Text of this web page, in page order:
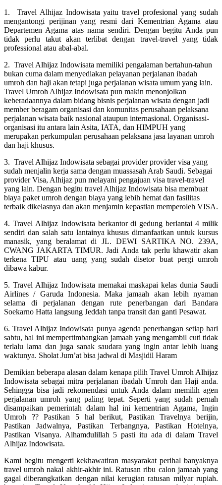
1. Travel Alhijaz Indowisata yaitu travel profesional yang sudah
mengantongi perijinan yang resmi dari Kementrian Agama atau
Departemen Agama atas nama sendiri. Dengan begitu Anda pun
tidak perlu takut akan terlibat dengan travel-travel yang tidak
professional atau abal-abal.
2. Travel Alhijaz Indowisata memiliki pengalaman bertahun-tahun
bukan cuma dalam menyediakan pelayanan perjalanan ibadah
umroh dan haji akan tetapi juga perjalanan wisata umum yang lain.
Travel Umroh Alhijaz Indowisata pun makin menonjolkan
keberadaannya dalam bidang bisnis perjalanan wisata dengan jadi
member beragam organisasi dan komunitas perusahaan pelaksana
perjalanan wisata baik nasional ataupun internasional. Organisasi-
organisasi itu antara lain Asita, IATA, dan HIMPUH yang
merupakan perkumpulan perusahaan pelaksana jasa layanan umroh
dan haji khusus.
3. Travel Alhijaz Indowisata sebagai provider provider visa yang
sudah menjalin kerja sama dengan muassasah Arab Saudi. Sebagai
provider Visa, Alhijaz pun melayani pengajuan visa travel-travel
yang lain. Dengan begitu travel Alhijaz Indowisata bisa membuat
biaya paket umroh dengan biaya yang lebih hemat dan fasilitas
terbaik dikelasnya dan akan menjamin kepastian memperoleh VISA.
4. Travel Alhijaz Indowisata berkantor di gedung berlantai 4 milik
sendiri dan salah satu lantainya khusus dimanfaatkan untuk kursus
manasik, yang beralamat di JL. DEWI SARTIKA NO. 239A,
CWANG JAKARTA TIMUR. Jadi Anda tak perlu khawatir akan
terkena TIPU atau uang yang sudah disetor buat pergi umroh
dibawa kabur.
5. Travel Alhijaz Indowisata memakai maskapai kelas dunia Saudi
Airlines / Garuda Indonesia. Maka jamaah akan lebih nyaman
selama di perjalanan dengan rute penerbangan dari Bandara
Soekarno Hatta langsung Jeddah tanpa transit dan ganti Pesawat.
6. Travel Alhijaz Indowisata punya agenda penerbangan setiap hari
sabtu, hal ini mempertimbangkan jamaah yang mengambil cuti tidak
terlalu lama dan juga sanak saudara yang ingin antar lebih luang
waktunya. Sholat Jum’at bisa jadwal di Masjidil Haram
Demikian beberapa alasan dalam kenapa pilih Travel Umroh Alhijaz
Indowisata sebagai mitra perjalanan ibadah Umroh dan Haji anda.
Sehingga bisa jadi rekomendasi untuk Anda dalam memilih agen
perjalanan umroh yang paling tepat. Seperti yang sudah pernah
disampaikan pemerintah dalam hal ini kementrian Agama, Ingin
Umroh ?? Pastikan 5 hal berikut, Pastikan Travelnya berijin,
Pastikan Jadwalnya, Pastikan Terbangnya, Pastikan Hotelnya,
Pastikan Visanya. Alhamdulillah 5 pasti itu ada di dalam Travel
Alhijaz Indowisata.
Kami begitu mengerti kekhawatiran masyarakat perihal banyaknya
travel umroh nakal akhir-akhir ini. Ratusan ribu calon jamaah yang
gagal diberangkatkan dengan nilai kerugian ratusan milyar rupiah.